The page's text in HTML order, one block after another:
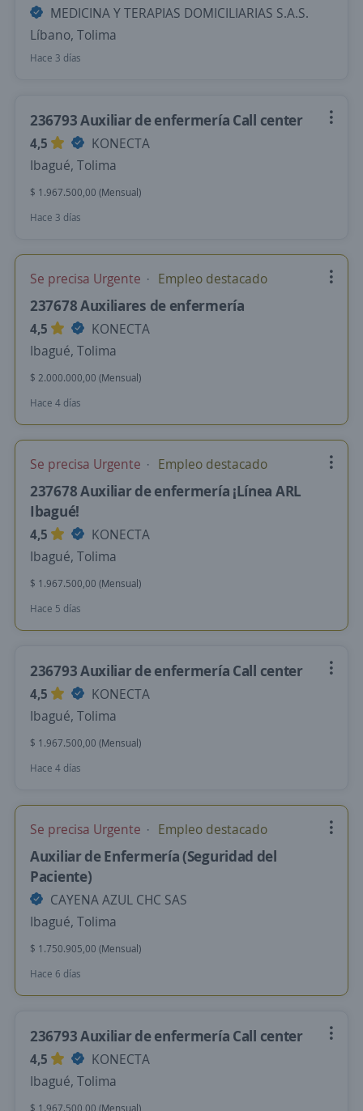
MEDICINA Y TERAPIAS DOMICILIARIAS S.A.S.
Líbano, Tolima
Hace 3 días
236793 Auxiliar de enfermería Call center
4,5
KONECTA
Ibagué, Tolima
$ 1.967.500,00 (Mensual)
Hace 3 días
Se precisa Urgente Empleo destacado
237678 Auxiliares de enfermería
4,5
KONECTA
Ibagué, Tolima
$ 2.000.000,00 (Mensual)
Hace 4 días
Se precisa Urgente Empleo destacado
237678 Auxiliar de enfermería ¡Línea ARL
Ibagué!
4,5
KONECTA
Ibagué, Tolima
$ 1.967.500,00 (Mensual)
Hace 5 días
236793 Auxiliar de enfermería Call center
4,5
KONECTA
Ibagué, Tolima
$ 1.967.500,00 (Mensual)
Hace 4 días
Se precisa Urgente Empleo destacado
Auxiliar de Enfermería (Seguridad del
Paciente)
CAYENA AZUL CHC SAS
Ibagué, Tolima
$ 1.750.905,00 (Mensual)
Hace 6 días
236793 Auxiliar de enfermería Call center
4,5
KONECTA
Ibagué, Tolima
$ 1.967.500,00 (Mensual)